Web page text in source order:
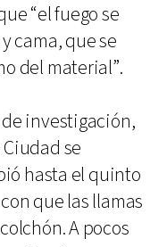
“el fuego se
cama, que se
del material”.
investigación,
se
hasta el quinto
que las llamas
A pocos